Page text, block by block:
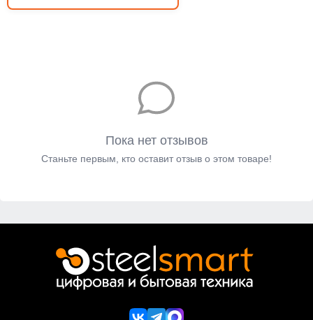
Пока нет отзывов
Станьте первым, кто оставит отзыв о этом товаре!